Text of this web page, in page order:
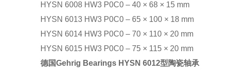
HYSN 6008 HW3 P0C0 – 40 × 68 × 15 mm
HYSN 6013 HW3 P0C0 – 65 × 100 × 18 mm
HYSN 6014 HW3 P0C0 – 70 × 110 × 20 mm
HYSN 6015 HW3 P0C0 – 75 × 115 × 20 mm
德国Gehrig Bearings HYSN 6012型陶瓷轴承